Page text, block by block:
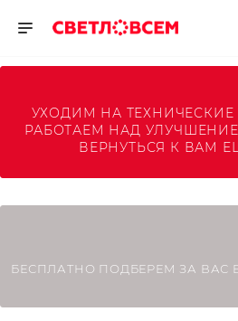
УХОДИМ НА
РАБОТАЕМ НАД
ВЕРНУТЬСЯ К ВАМ
БЕСПЛАТНО ПОДБЕРЕМ ЗА ВАС